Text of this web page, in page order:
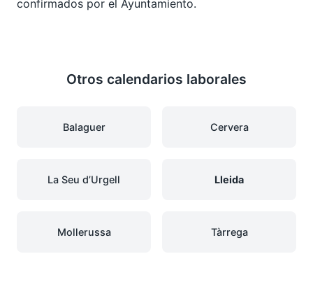
confirmados por el Ayuntamiento.
Otros calendarios laborales
Balaguer Cervera
La Seu d’Urgell Lleida
Mollerussa Tàrrega